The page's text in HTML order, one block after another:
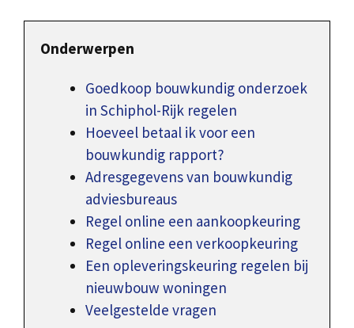
Onderwerpen
Goedkoop bouwkundig onderzoek
in Schiphol-Rijk regelen
Hoeveel betaal ik voor een
bouwkundig rapport?
Adresgegevens van bouwkundig
adviesbureaus
Regel online een aankoopkeuring
Regel online een verkoopkeuring
Een opleveringskeuring regelen bij
nieuwbouw woningen
Veelgestelde vragen